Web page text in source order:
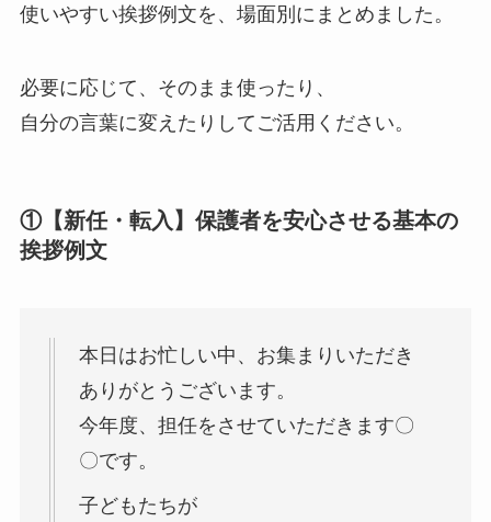
使いやすい挨拶例文を、場面別にまとめました。
必要に応じて、そのまま使ったり、
自分の言葉に変えたりしてご活用ください。
①【新任・転入】保護者を安心させる基本の
挨拶例文
本日はお忙しい中、お集まりいただき
ありがとうございます。
今年度、担任をさせていただきます〇
〇です。
子どもたちが